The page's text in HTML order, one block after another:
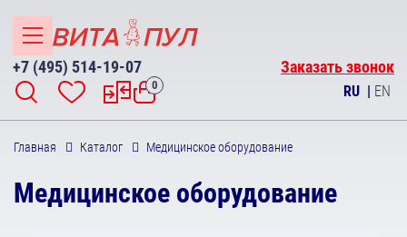
+7 (495) 514-19-07 Заказать звонок
0 RU | EN
Главная Каталог Медицинское оборудование
Медицинское оборудование